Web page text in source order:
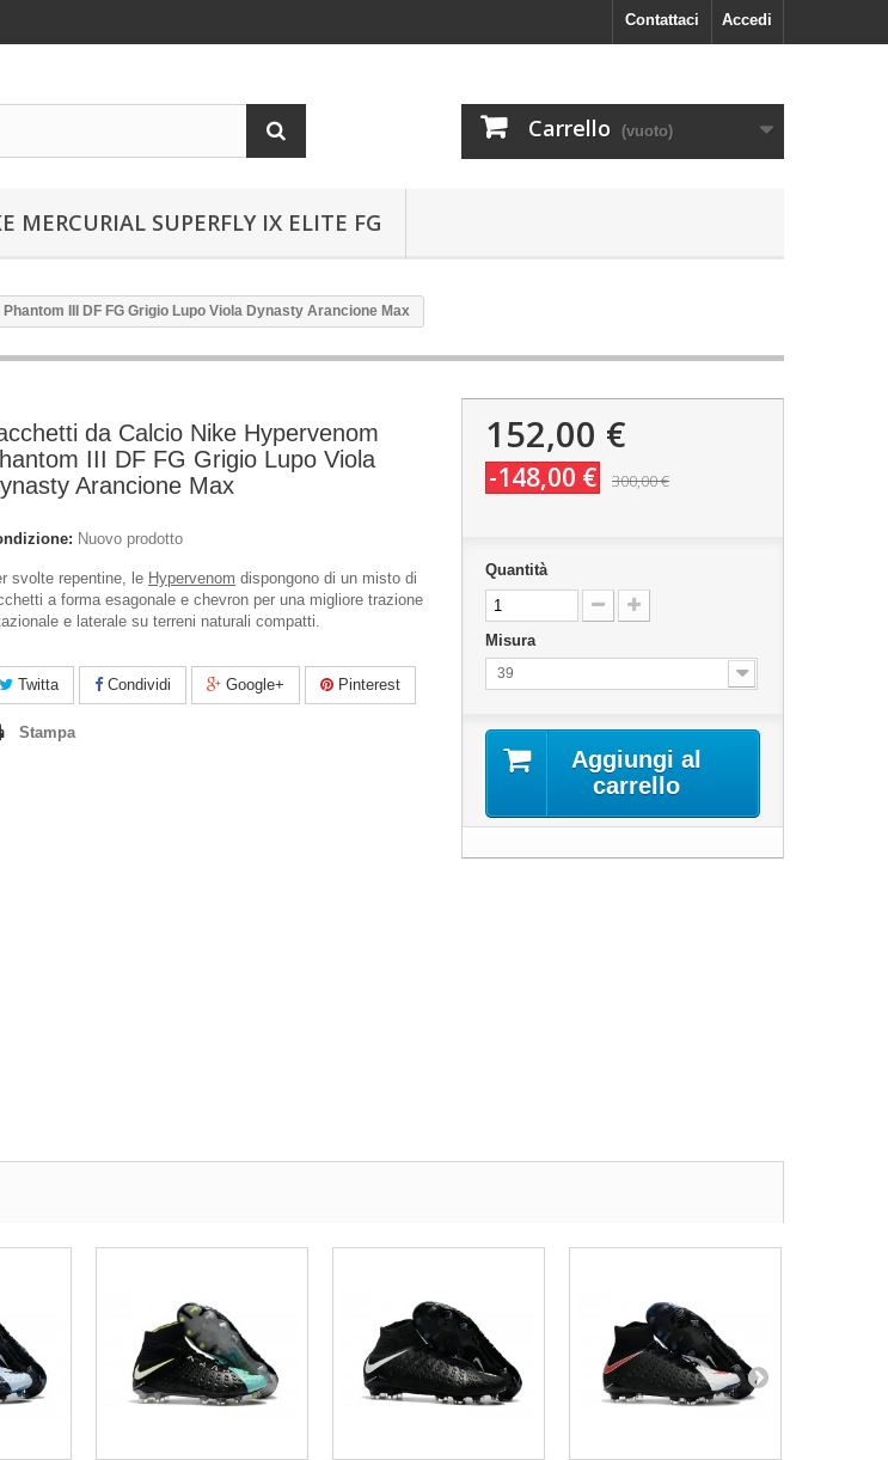
Accedi
Contattaci
Carrello (vuoto)
MERCURIAL SUPERFLY IX ELITE FG
III DF FG Grigio Lupo Viola Dynasty Arancione Max
da Calcio Nike Hypervenom
III DF FG Grigio Lupo Viola
Arancione Max
Nuovo prodotto
svolte repentine, le Hypervenom dispongono di un misto di
a forma esagonale e chevron per una migliore trazione
e laterale su terreni naturali compatti.
Twitta Condividi Google+ Pinterest
Stampa
152,00 €
-148,00 € 300,00 €
Quantità
Misura
39
Aggiungi al
carrello